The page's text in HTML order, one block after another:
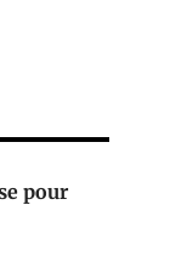
pour